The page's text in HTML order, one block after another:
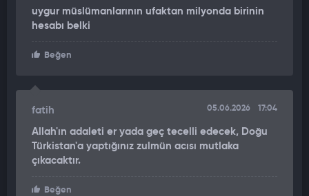
yerin hemen yanındaki dev bir ağaç, tayfunun şiddetine daha
fazla dayanamayarak kökünden söküldü. Adamın henüz
yerdeyken üzerine doğru devrilen dev ağaçtan kaçmak için
saniyeleri vardı. Güvenlik kamerası kayıtlarında, adamın son
görüldü.
SAĞLIK DURUMU İYİ
Çevredeki vatandaşların yardıma koştuğu adamın, şans eseri
olayı hafif sıyrıklarla atlattığı öğrenildi. Yetkililer, tayfunun
etkili olduğu bölgelerde vatandaşları dışarı çıkmamaları ve
uygur müslümanlarının ufaktan milyonda birinin
hesabı belki
Beğen
fatih 05.06.2026 17:04
Allah'ın adaleti er yada geç tecelli edecek, Doğu
Türkistan'a yaptığınız zulmün acısı mutlaka
çıkacaktır.
Beğen